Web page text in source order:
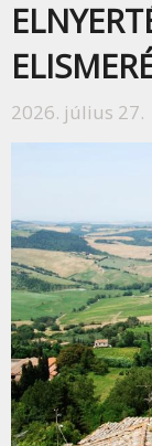
2026. július 27.